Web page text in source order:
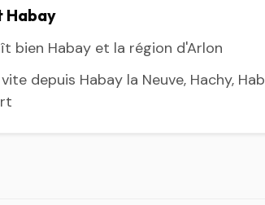
Habay
bien Habay et la région d'Arlon
depuis Habay la Neuve, Hachy,